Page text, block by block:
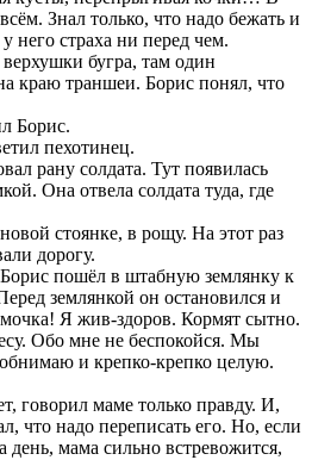
Знал только, что надо бежать и
него страха ни перед чем.
бугра, там один
краю траншеи. Борис понял, что
Борис.
пехотинец.
рану солдата. Тут появилась
Она отвела солдата туда, где
стоянке, в рощу. На этот раз
дорогу.
пошёл в штабную землянку к
землянкой он остановился и
Я жив-здоров. Кормят сытно.
Обо мне не беспокойся. Мы
и крепко-крепко целую.
говорил маме только правду. И,
что надо переписать его. Но, если
день, мама сильно встревожится,